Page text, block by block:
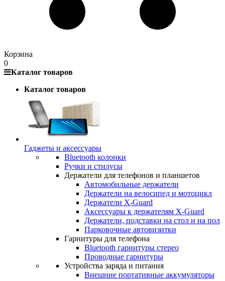
Корзина
0
Каталог товаров
Каталог товаров
Гаджеты и аксессуары
Bluetooth колонки
Ручки и стилусы
Держатели для телефонов и планшетов
Автомобильные держатели
Держатели на велосипед и мотоцикл
Держатели X-Guard
Аксессуары к держателям X-Guard
Держатели, подставки на стол и на пол
Парковочные автовизитки
Гарнитуры для телефона
Bluetooth гарнитуры стерео
Проводные гарнитуры
Устройства заряда и питания
Внешние портативные аккумуляторы